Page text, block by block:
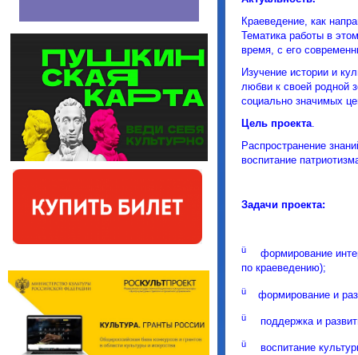
Краеведение, как
Тематика работы в
время, с его
Изучение истории и
любви к своей родной
социально значимых
Цель проекта.
Распространение
воспитание
Задачи проекта:
ü формирование
по краеведению);
ü формирование и
ü поддержка и
ü воспитание